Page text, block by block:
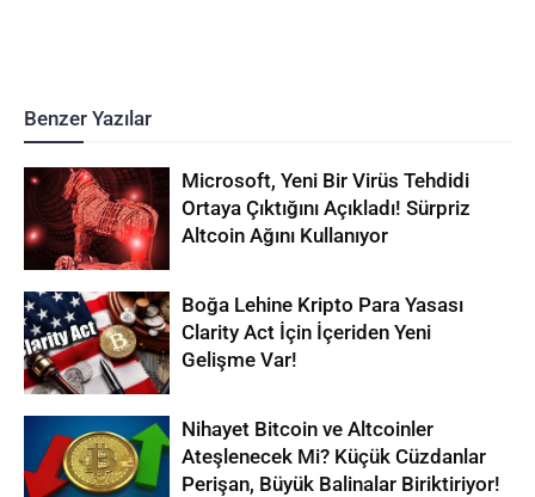
Benzer Yazılar
Microsoft, Yeni Bir Virüs Tehdidi
Ortaya Çıktığını Açıkladı! Sürpriz
Altcoin Ağını Kullanıyor
Boğa Lehine Kripto Para Yasası
Clarity Act İçin İçeriden Yeni
Gelişme Var!
Nihayet Bitcoin ve Altcoinler
Ateşlenecek Mi? Küçük Cüzdanlar
Perişan, Büyük Balinalar Biriktiriyor!